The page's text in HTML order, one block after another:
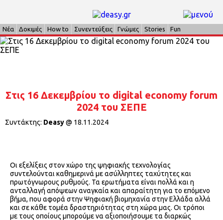
Νέα Δοκιμές How to Συνεντεύξεις Γνώμες Stories Fun
Στις 16 Δεκεμβρίου το digital economy forum
2024 του ΣΕΠΕ
Συντάκτης: Deasy@ 18.11.2024
Οι εξελίξεις στον χώρο της ψηφιακής τεχνολογίας
συντελούνται καθημερινά με ασύλληπτες ταχύτητες και
πρωτόγνωρους ρυθμούς. Τα ερωτήματα είναι πολλά και η
ανταλλαγή απόψεων αναγκαία και απαραίτητη για το επόμενο
βήμα, που αφορά στην Ψηφιακή βιομηχανία στην Ελλάδα αλλά
και σε κάθε τομέα δραστηριότητας στη χώρα μας. Οι τρόποι
με τους οποίους μπορούμε να αξιοποιήσουμε τα διαρκώς